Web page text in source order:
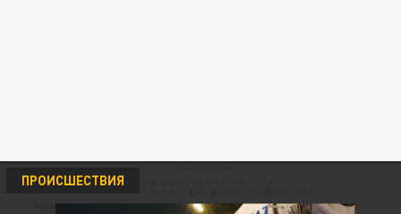
ПРОИСШЕСТВИЯ